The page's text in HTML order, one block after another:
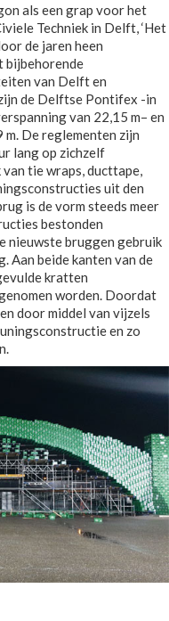
als een grap voor het
Techniek in Delft, ‘Het
de jaren heen
bijbehorende
van Delft en
de Delftse Pontifex -in
van 22,15 m– en
De reglementen zijn
lang op zichzelf
tie wraps, ducttape,
uit den
is de vorm steeds meer
bestonden
nieuwste bruggen gebruik
Aan beide kanten van de
kratten
worden. Doordat
door middel van vijzels
en zo